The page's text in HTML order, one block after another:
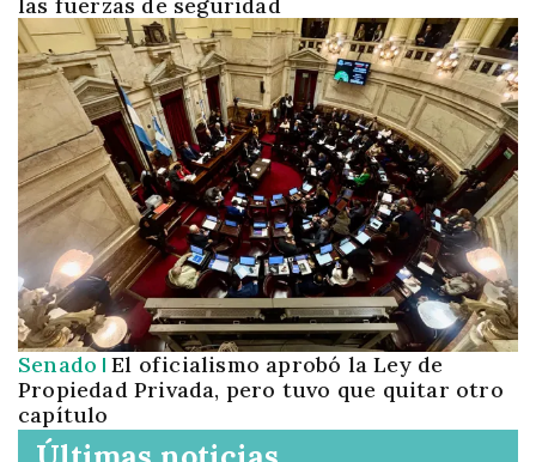
Senado El oficialismo aprobó la Ley de
Propiedad Privada, pero tuvo que quitar otro
capítulo